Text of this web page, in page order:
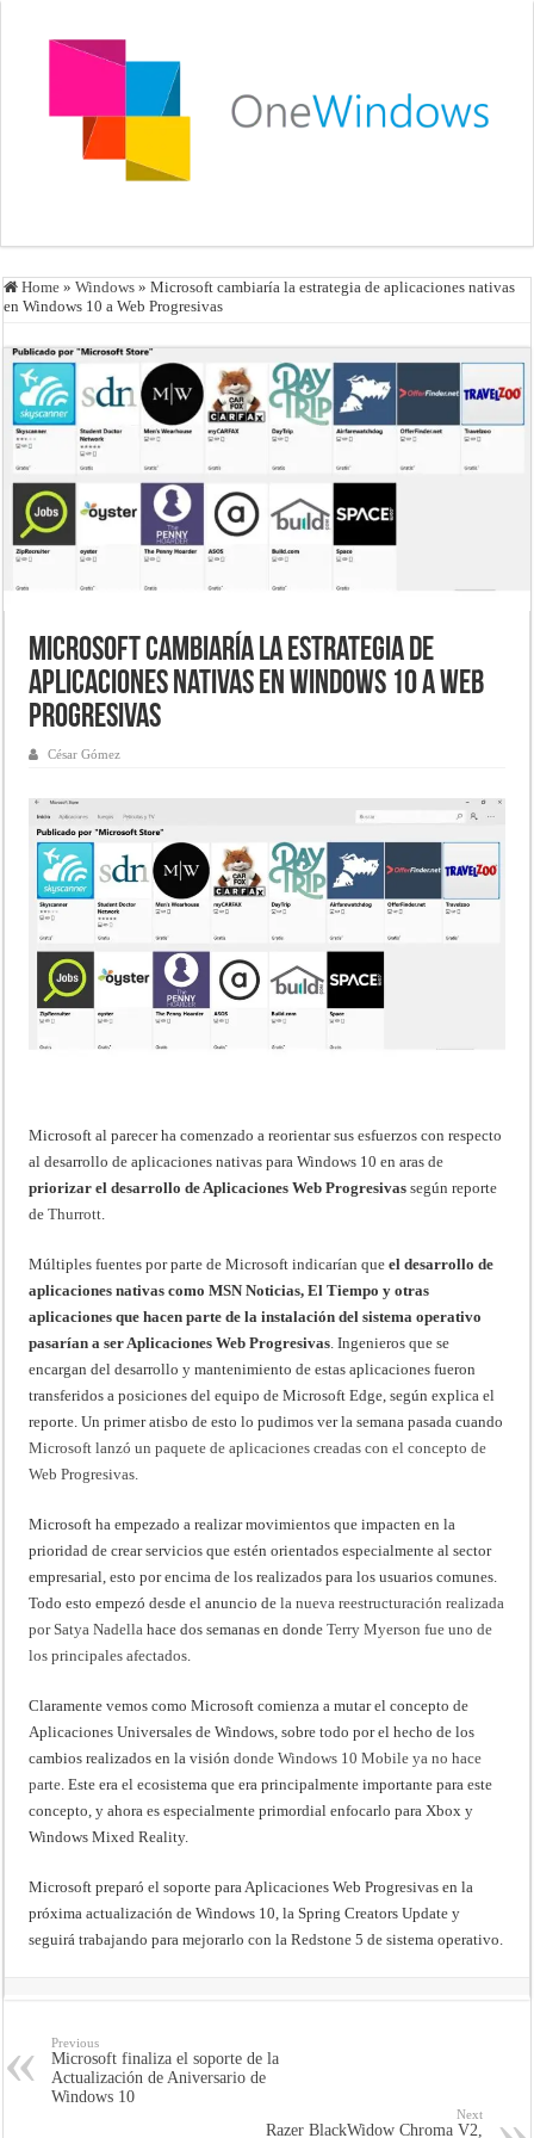
Home » Windows » Microsoft cambiaría la estrategia de aplicaciones nativas
en Windows 10 a Web Progresivas
Microsoft cambiaría la estrategia de
aplicaciones nativas en Windows 10 a Web
Progresivas
César Gómez
Microsoft al parecer ha comenzado a reorientar sus esfuerzos con respecto
al desarrollo de aplicaciones nativas para Windows 10 en aras de
priorizar el desarrollo de Aplicaciones Web Progresivas según reporte
deThurrott.
Múltiples fuentes por parte de Microsoft indicarían queel desarrollo de
aplicaciones nativas como MSN Noticias, El Tiempo y otras
aplicaciones que hacen parte de la instalación del sistema operativo
pasarían a ser Aplicaciones Web Progresivas. Ingenieros que se
encargan del desarrollo y mantenimiento de estas aplicaciones fueron
transferidos a posiciones del equipo de Microsoft Edge, según explica el
reporte. Un primer atisbo de esto lo pudimos ver la semana pasada cuando
Microsoft lanzó un paquete de aplicaciones creadas con el concepto de
Web Progresivas.
Microsoft ha empezado a realizar movimientos que impacten en la
prioridad de crear servicios que estén orientados especialmente al sector
empresarial, esto por encima de los realizados para los usuarios comunes.
Todo esto empezó desde el anuncio dela nueva reestructuración realizada
por Satya Nadella hace dos semanas en dondeTerry Myerson fue uno de
los principales afectados.
Claramente vemos como Microsoft comienza a mutar el concepto de
Aplicaciones Universales de Windows, sobre todo por el hecho de los
cambios realizados en la visióndonde Windows 10 Mobile ya no hace
parte. Este era el ecosistema que era principalmente importante para este
concepto, y ahora es especialmente primordial enfocarlo para Xbox y
Windows Mixed Reality.
Microsoft preparó el soporte para Aplicaciones Web Progresivas en la
próxima actualización de Windows 10, la Spring Creators Update y
seguirá trabajando para mejorarlo con la Redstone 5 de sistema operativo.
Previous
Microsoft finaliza el soporte de la
Actualización de Aniversario de
Windows 10
Next
Razer BlackWidow Chroma V2,